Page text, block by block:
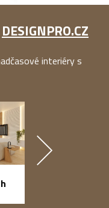
DESIGNPRO.CZ
interiéry s